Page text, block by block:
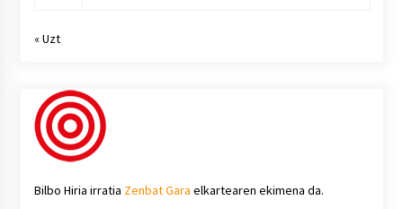
« Uzt
Bilbo Hiria irratia Zenbat Gara elkartearen ekimena da.